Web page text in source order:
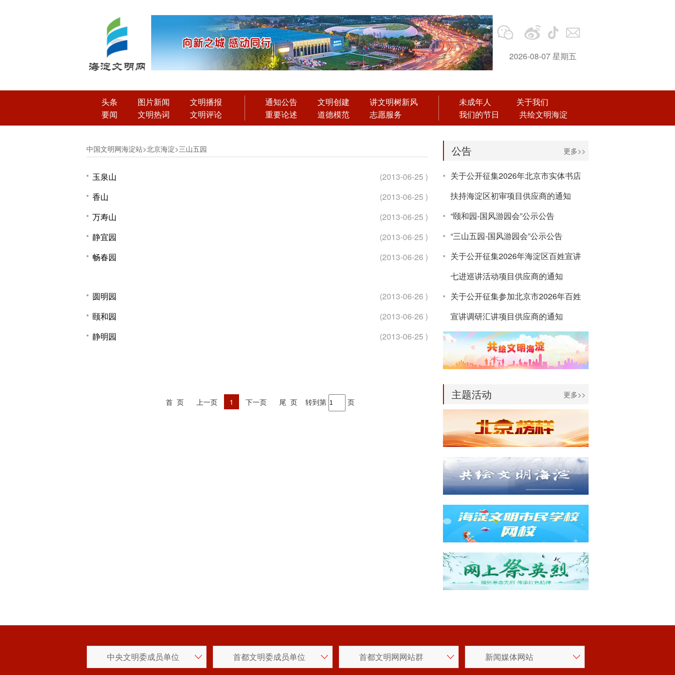
2026-08-07 星期五
头条 图片新闻
文明播报
要闻
文明热词 文明评论
通知公告 文明创建
讲文明树新风
重要论述
道德模范 志愿服务
未成年人
关于我们
我们的节日
共绘文明海淀
中国文明网海淀站>北京海淀>三山五园
玉泉山
(2013-06-25 )
香山
(2013-06-25 )
万寿山
(2013-06-25 )
静宜园
(2013-06-25 )
畅春园
(2013-06-26 )
圆明园
(2013-06-26 )
颐和园
(2013-06-26 )
静明园
(2013-06-25 )
首 页 上一页 1 下一页 尾 页 转到第 页
公告 更多>>
关于公开征集2026年北京市实体书店
扶持海淀区初审项目供应商的通知
“颐和园-国风游园会”公示公告
“三山五园-国风游园会”公示公告
关于公开征集2026年海淀区百姓宣讲
七进巡讲活动项目供应商的通知
关于公开征集参加北京市2026年百姓
宣讲调研汇讲项目供应商的通知
主题活动 更多>>
中央文明委成员单位 首都文明委成员单位 首都文明网网站群 新闻媒体网站